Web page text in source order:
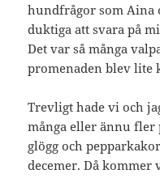
hundfrågor som Aina
duktiga att svara på
Det var så många
promenaden blev lite
Trevligt hade vi och
många eller ännu
glögg och
decemer. Då